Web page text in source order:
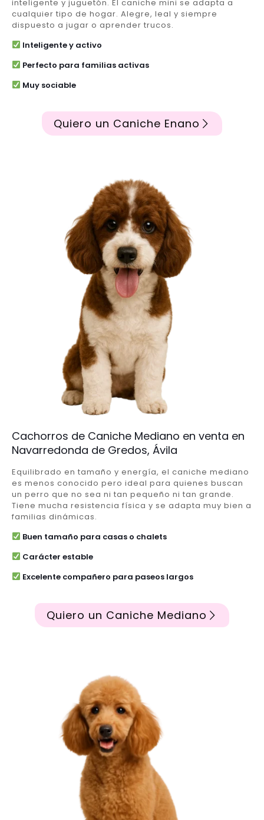
inteligente y juguetón. El caniche mini se adapta a
cualquier tipo de hogar. Alegre, leal y siempre
dispuesto a jugar o aprender trucos.
Inteligente y activo
Perfecto para familias activas
Muy sociable
Quiero un Caniche Enano
Cachorros de Caniche Mediano en venta en
Navarredonda de Gredos, Ávila
Equilibrado en tamaño y energía, el caniche mediano
es menos conocido pero ideal para quienes buscan
un perro que no sea ni tan pequeño ni tan grande.
Tiene mucha resistencia física y se adapta muy bien a
familias dinámicas.
Buen tamaño para casas o chalets
Carácter estable
Excelente compañero para paseos largos
Quiero un Caniche Mediano